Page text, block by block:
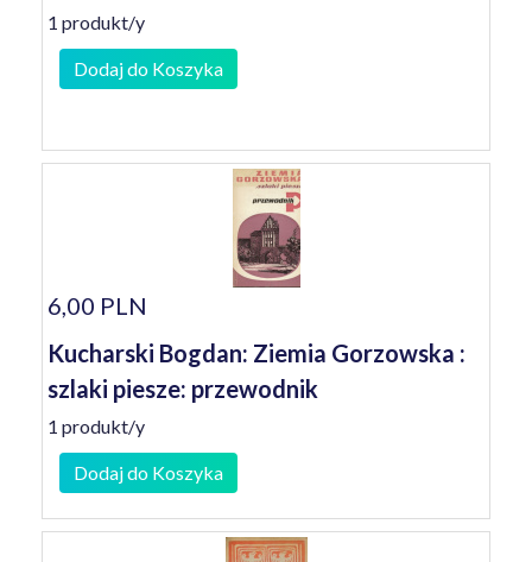
1 produkt/y
Dodaj do Koszyka
6,00 PLN
Kucharski Bogdan: Ziemia Gorzowska :
szlaki piesze: przewodnik
1 produkt/y
Dodaj do Koszyka